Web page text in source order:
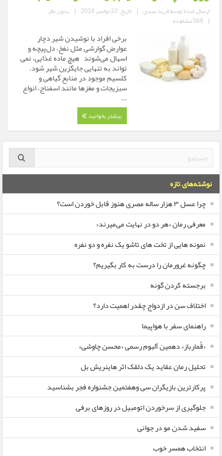
ارسال شده توسطفرید عبدی | تاریخ: 22 نوامبر 2018 | بدون نظر
| 569 مشاهده
برخی افراد با نوشیدن شیر دچار
عوارض گوارشی مثل نفخ، دل‌پیچه و
اسهال می‌شوند هیچ ماده غذایی، نمی
تواند به تنهایی جایگزین شیر شود.
كلسيم موجود در منابع گیاهی و
سبزيجات و مغزها مانند اسفناج، انواع
...
بیشتر بخوانید
نوشته‌های تازه
چرا عسل ۳ هزار ساله‌ مصری هنوز قابل خوردن است؟
معرفی رمان «هر دو در نهایت می‌میرند»
نمونه هایی از تخت های تاشو یک نفره و دو نفره
چگونه غرورمان را درست به کار بگیریم؟
برجسته کردن گونه
اختلاف سن در ازدواج چقدر اهمیت دارد؟
راهنمای سفر با هواپیما
«قُمارباز» دهمین آلبوم رسمی «محسن چاوشی»
تحلیل رمان عقاید یک دلقک اثر هاینریش بل
پرکارترین بازیگران سی وهفتمین جشنواره فجر بشناسید
جلوگیری از سرخوردن اتومبیل در روزهای برفی
سفید شدن مو در جوانی
انتخاب همسر خوب